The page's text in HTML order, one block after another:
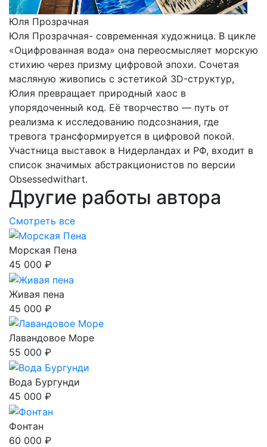
Юля Прозрачная
Юля Прозрачная- современная художница. В цикле
«Оцифрованная вода» она переосмысляет морскую
стихию через призму цифровой эпохи. Сочетая
масляную живопись с эстетикой 3D-структур,
Юлия превращает природный хаос в
упорядоченный код. Её творчество — путь от
реализма к исследованию подсознания, где
тревога трансформируется в цифровой покой.
Участница выставок в Нидерландах и РФ, входит в
список значимых абстракционистов по версии
Obsessedwithart.
Другие работы автора
Смотреть все
Морская Пена
45 000 ₽
Живая пена
45 000 ₽
Лавандовое Море
55 000 ₽
Вода Бургунди
45 000 ₽
Фонтан
60 000 ₽